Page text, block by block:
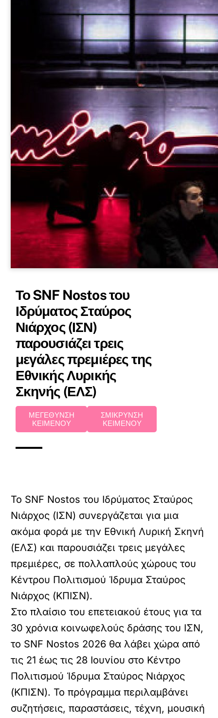
Το SNF Nostos του
Ιδρύματος Σταύρος
Νιάρχος (ΙΣΝ)
παρουσιάζει τρεις
μεγάλες πρεμιέρες της
Εθνικής Λυρικής
Σκηνής (ΕΛΣ)
ΜΕΓΕΘΥΝΣΗ
ΚΕΙΜΕΝΟΥ
ΣΜΙΚΡΥΝΣΗ
ΚΕΙΜΕΝΟΥ
Το SNF Nostos του Ιδρύματος Σταύρος
Νιάρχος (ΙΣΝ) συνεργάζεται για μια
ακόμα φορά με την Εθνική Λυρική Σκηνή
(ΕΛΣ) και παρουσιάζει τρεις μεγάλες
πρεμιέρες, σε πολλαπλούς χώρους του
Κέντρου Πολιτισμού Ίδρυμα Σταύρος
Νιάρχος (ΚΠΙΣΝ).
Στο πλαίσιο του επετειακού έτους για τα
30 χρόνια κοινωφελούς δράσης του ΙΣΝ,
το SNF Nostos 2026 θα λάβει χώρα από
τις 21 έως τις 28 Ιουνίου στο Κέντρο
Πολιτισμού Ίδρυμα Σταύρος Νιάρχος
(ΚΠΙΣΝ). Το πρόγραμμα περιλαμβάνει
συζητήσεις, παραστάσεις, τέχνη, μουσική